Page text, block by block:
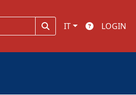
IT LOGIN